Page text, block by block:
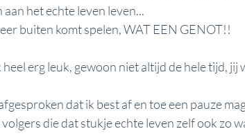
het echte leven leven...
buiten komt spelen, WAT EEN GENOT!!
erg leuk, gewoon niet altijd de hele tijd, jij
dat ik best af en toe een pauze
die dat stukje echte leven zelf ook zo